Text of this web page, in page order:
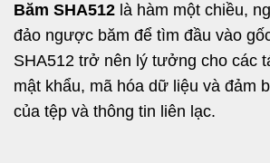
Băm SHA512 là hàm một chiều,
đảo ngược băm để tìm đầu vào
SHA512 trở nên lý tưởng cho các
mật khẩu, mã hóa dữ liệu và đảm
của tệp và thông tin liên lạc.